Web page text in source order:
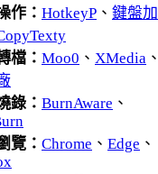
作： HotkeyP 、 鍵盤加
檔： Moo0 、 XMedia 、
錄： BurnAware 、
覽： Chrome 、 Edge 、